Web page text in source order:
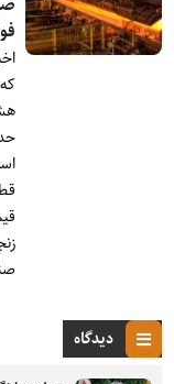
دیدگاه